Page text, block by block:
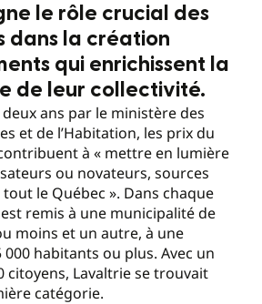
le rôle crucial des
dans la création
qui enrichissent la
de leur collectivité.
ans par le ministère des
et de l’Habitation, les prix du
à « mettre en lumière
ou novateurs, sources
le Québec ». Dans chaque
remis à une municipalité de
moins et un autre, à une
habitants ou plus. Avec un
citoyens, Lavaltrie se trouvait
catégorie.